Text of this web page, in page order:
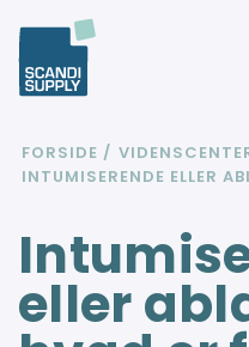
FORSIDE
INTUMISERENDE ELLER
eller